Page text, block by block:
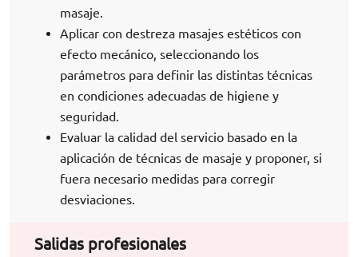
masaje.
Aplicar con destreza masajes estéticos con
efecto mecánico, seleccionando los
parámetros para definir las distintas técnicas
en condiciones adecuadas de higiene y
seguridad.
Evaluar la calidad del servicio basado en la
aplicación de técnicas de masaje y proponer, si
fuera necesario medidas para corregir
desviaciones.
Salidas profesionales